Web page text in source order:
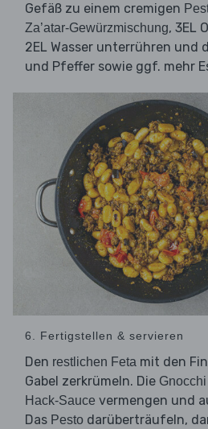
Gefäß zu einem cremigen
Za’atar-Gewürzmischung, 3EL
2EL Wasser unterrühren und
und Pfeffer sowie ggf. mehr
6. Fertigstellen & servieren
Den restlichen Feta mit den
Gabel zerkrümeln. Die Gnocchi
Hack-Sauce vermengen und
Das Pesto darüberträufeln,